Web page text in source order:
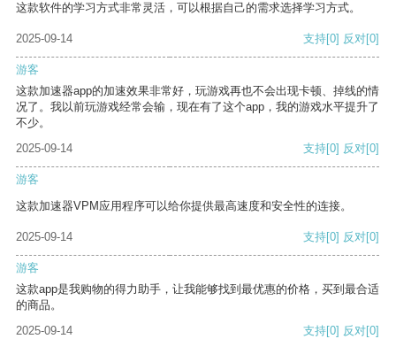
这款软件的学习方式非常灵活，可以根据自己的需求选择学习方式。
2025-09-14 支持[0] 反对[0]
游客
这款加速器app的加速效果非常好，玩游戏再也不会出现卡顿、掉线的情
况了。我以前玩游戏经常会输，现在有了这个app，我的游戏水平提升了
不少。
2025-09-14
支持[0] 反对[0]
游客
这款加速器VPM应用程序可以给你提供最高速度和安全性的连接。
2025-09-14 支持[0] 反对[0]
游客
这款app是我购物的得力助手，让我能够找到最优惠的价格，买到最合适
的商品。
2025-09-14
支持[0] 反对[0]